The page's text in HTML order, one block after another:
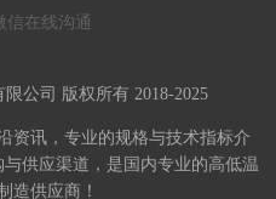
信在线沟通
公司 版权所有 2018-2025
资讯，专业的规格与技术指标介
供应渠道，是国内专业的高低温
造供应商！